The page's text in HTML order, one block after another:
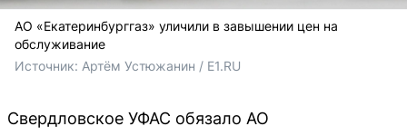
АО «Екатеринбурггаз» уличили в завышении цен на
обслуживание
Источник: Артём Устюжанин / E1.RU
Свердловское УФАС обязало АО